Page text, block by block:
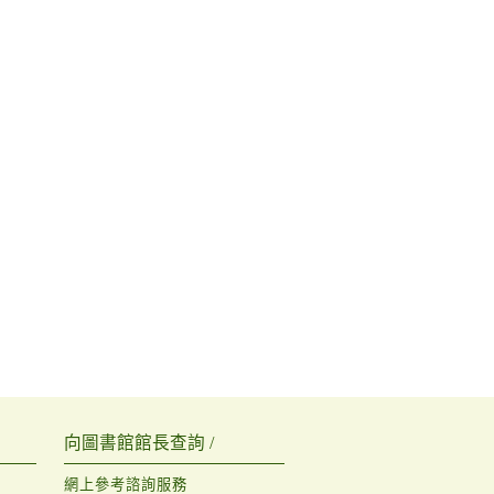
向圖書館館長查詢 /
網上參考諮詢服務